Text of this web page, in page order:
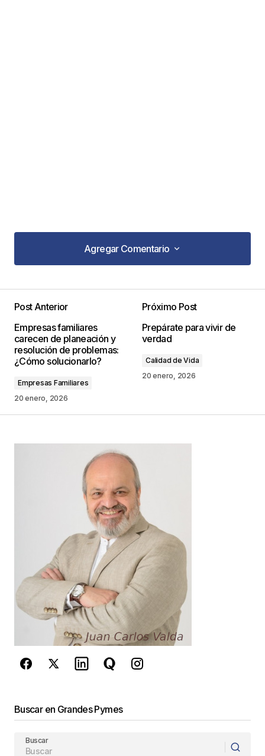
Agregar Comentario
Agregar Comentario
publicada. Los campos obligatorios están
marcados con*
Your Name*
Guarda mi nombre, correo electrónico y web en
este navegador para la próxima vez que
comente.
Este sitio esta protegido por
reCAPTCHA y la
Política de
privacidady losTérminos del servicio
de Googlese aplican.
Enviar Comentario
Post Anterior
Empresas familiares
carecen de planeación y
resolución de problemas:
¿Cómo solucionarlo?
Empresas Familiares
20 enero, 2026
Próximo Post
Prepárate para vivir de
verdad
Calidad de Vida
20 enero, 2026
Buscar en Grandes Pymes
Buscar